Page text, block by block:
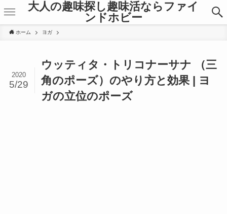
大人の趣味探し趣味活ならファイ
ンドホビー
ホーム ヨガ
ウッティタ・トリコナーサナ （三
角のポーズ）のやり方と効果 | ヨ
ガの立位のポーズ
2020
5/29